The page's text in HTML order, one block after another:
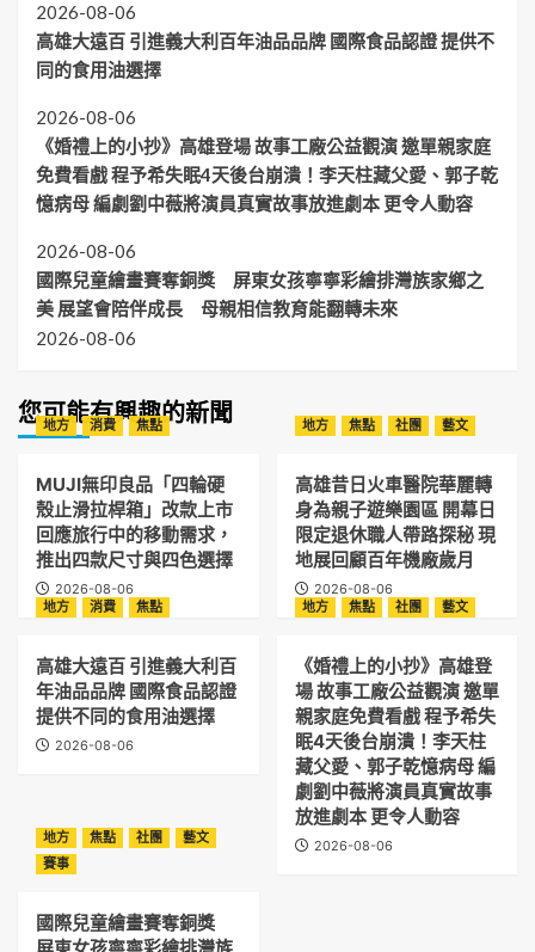
2026-08-06
高雄大遠百 引進義大利百年油品品牌 國際食品認證 提供不
同的食用油選擇
2026-08-06
《婚禮上的小抄》高雄登場 故事工廠公益觀演 邀單親家庭
免費看戲 程予希失眠4天後台崩潰！李天柱藏父愛、郭子乾
憶病母 編劇劉中薇將演員真實故事放進劇本 更令人動容
2026-08-06
國際兒童繪畫賽奪銅獎 屏東女孩寧寧彩繪排灣族家鄉之
美 展望會陪伴成長 母親相信教育能翻轉未來
2026-08-06
您可能有興趣的新聞
地方 消費 焦點
MUJI無印良品「四輪硬
殼止滑拉桿箱」改款上市
回應旅行中的移動需求，
推出四款尺寸與四色選擇
2026-08-06
地方 焦點 社團 藝文
高雄昔日火車醫院華麗轉
身為親子遊樂園區 開幕日
限定退休職人帶路探秘 現
地展回顧百年機廠歲月
2026-08-06
地方
消費 焦點
高雄大遠百 引進義大利百
年油品品牌 國際食品認證
提供不同的食用油選擇
2026-08-06
地方 焦點 社團 藝文
《婚禮上的小抄》高雄登
場 故事工廠公益觀演 邀單
親家庭免費看戲 程予希失
眠4天後台崩潰！李天柱
藏父愛、郭子乾憶病母 編
劇劉中薇將演員真實故事
放進劇本 更令人動容
2026-08-06
地方 焦點 社團
藝文
賽事
國際兒童繪畫賽奪銅獎